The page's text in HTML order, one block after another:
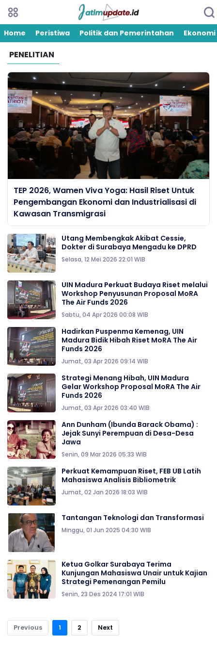
Home Peristiwa Politik dan Pemerintahan Ekonomi
PENELITIAN
TEP 2026, Wamen Viva Yoga: Hasil Riset Untuk
Pengembangan Ekonomi dan Industrialisasi di
Kawasan Transmigrasi
Utang Membengkak Akibat Cessie,
Dokter di Surabaya Mengadu ke DPRD
Selasa, 12 Mei 2026 22:01 WIB
UIN Madura Perkuat Budaya Riset melalui
Workshop Penyusunan Proposal MoRA
The Air Funds 2026
Sabtu, 04 Apr 2026 00:08 WIB
Hadirkan Puspenma Kemenag, UIN
Madura Bidik Hibah Riset MoRA The Air
Funds 2026
Jumat, 03 Apr 2026 09:14 WIB
Strategi Menang Hibah, UIN Madura
Gelar Workshop Proposal MoRA The Air
Funds 2026
Jumat, 03 Apr 2026 03:40 WIB
Ann Dunham (Ibunda Barack Obama) :
Jejak Sunyi Perempuan di Desa-Desa
Jawa
Senin, 09 Mar 2026 05:33 WIB
Perkuat Kemampuan Riset, FEB UB Latih
Mahasiswa Analisis Bibliometrik
Jumat, 02 Jan 2026 18:03 WIB
Tantangan Teknologi dan Transformasi
Minggu, 01 Jun 2025 04:30 WIB
Ketua Golkar Surabaya Terima
Kunjungan Mahasiswa Unair untuk Kajian
Strategi Pemenangan Pemilu
Senin, 23 Des 2024 17:01 WIB
Previous 1 2 Next